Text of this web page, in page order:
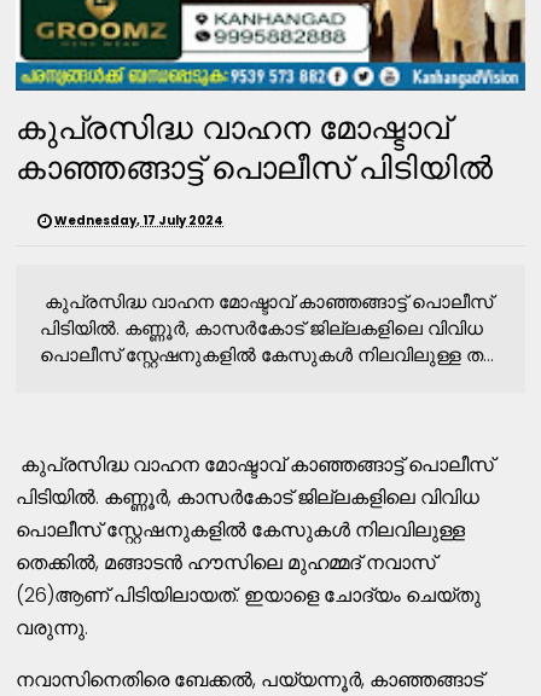
കുപ്രസിദ്ധ വാഹന മോഷ്ടാവ്
കാഞ്ഞങ്ങാട്ട് പൊലീസ് പിടിയില്‍
Wednesday, 17 July 2024
കുപ്രസിദ്ധ വാഹന മോഷ്ടാവ് കാഞ്ഞങ്ങാട്ട് പൊലീസ്
പിടിയില്‍. കണ്ണൂര്‍, കാസര്‍കോട് ജില്ലകളിലെ വിവിധ
പൊലീസ് സ്റ്റേഷനുകളില്‍ കേസുകള്‍ നിലവിലുള്ള ത...
കുപ്രസിദ്ധ വാഹന മോഷ്ടാവ് കാഞ്ഞങ്ങാട്ട് പൊലീസ്
പിടിയില്‍. കണ്ണൂര്‍, കാസര്‍കോട് ജില്ലകളിലെ വിവിധ
പൊലീസ് സ്റ്റേഷനുകളില്‍ കേസുകള്‍ നിലവിലുള്ള
തെക്കില്‍, മങ്ങാടന്‍ ഹൗസിലെ മുഹമ്മദ് നവാസ്
(26)ആണ് പിടിയിലായത്. ഇയാളെ ചോദ്യം ചെയ്തു
വരുന്നു.
നവാസിനെതിരെ ബേക്കല്‍, പയ്യന്നൂര്‍, കാഞ്ഞങ്ങാട്